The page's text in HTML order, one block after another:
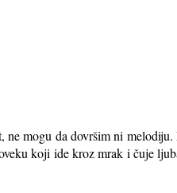
mogu da dovršim ni
koji ide kroz mrak i čuje